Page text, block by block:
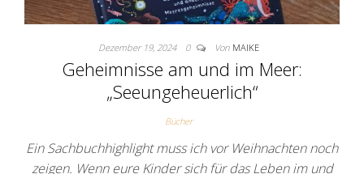
Dezember 19, 2024 0 Von MAIKE
Geheimnisse am und im Meer:
„Seeungeheuerlich“
Bücher
Ein Sachbuchhighlight muss ich vor Weihnachten noch
zeigen. Wenn eure Kinder sich für das Leben im und